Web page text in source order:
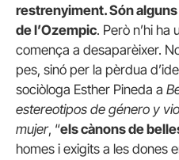
restrenyiment. Són
de l’Ozempic. Però n’hi
comença a desaparèixer.
pes, sinó per la pèrdua
sociòloga Esther Pineda a
estereotipos de género y
mujer, “els cànons de
homes i exigits a les dones